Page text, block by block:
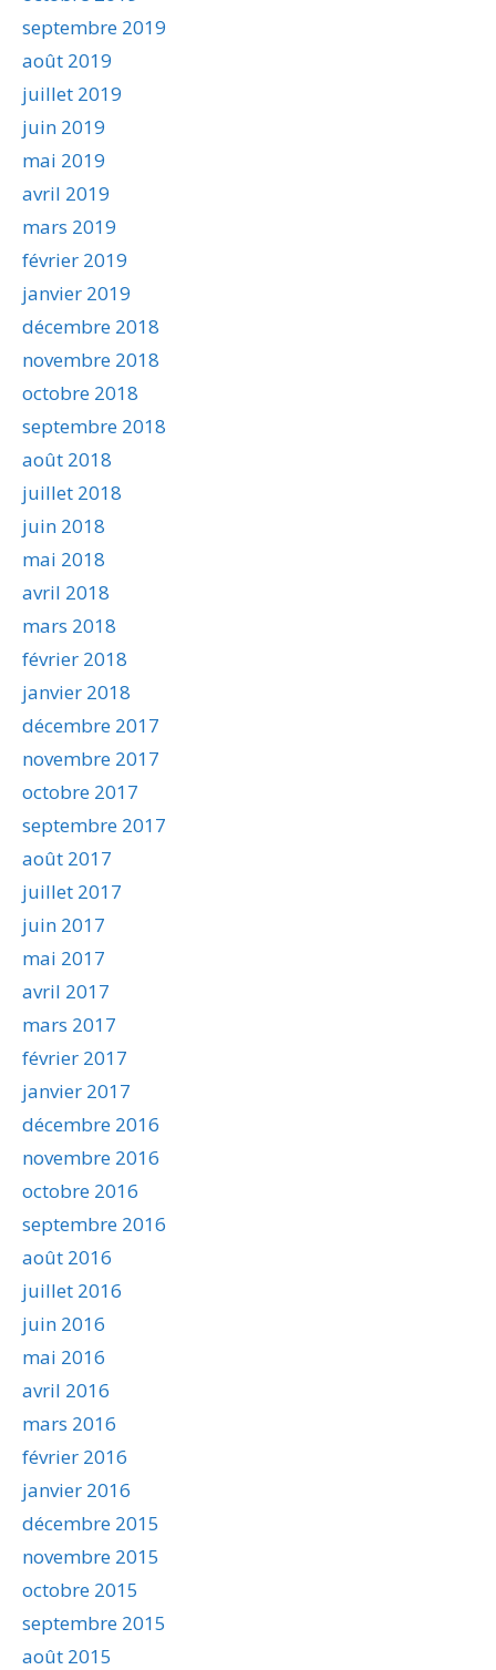
septembre 2019
août 2019
juillet 2019
juin 2019
mai 2019
avril 2019
mars 2019
février 2019
janvier 2019
décembre 2018
novembre 2018
octobre 2018
septembre 2018
août 2018
juillet 2018
juin 2018
mai 2018
avril 2018
mars 2018
février 2018
janvier 2018
décembre 2017
novembre 2017
octobre 2017
septembre 2017
août 2017
juillet 2017
juin 2017
mai 2017
avril 2017
mars 2017
février 2017
janvier 2017
décembre 2016
novembre 2016
octobre 2016
septembre 2016
août 2016
juillet 2016
juin 2016
mai 2016
avril 2016
mars 2016
février 2016
janvier 2016
décembre 2015
novembre 2015
octobre 2015
septembre 2015
août 2015